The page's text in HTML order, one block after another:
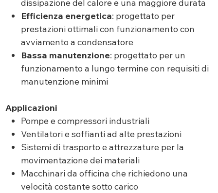
dissipazione del calore e una maggiore durata
Efficienza energetica: progettato per
prestazioni ottimali con funzionamento con
avviamento a condensatore
Bassa manutenzione: progettato per un
funzionamento a lungo termine con requisiti di
manutenzione minimi
Applicazioni
Pompe e compressori industriali
Ventilatori e soffianti ad alte prestazioni
Sistemi di trasporto e attrezzature per la
movimentazione dei materiali
Macchinari da officina che richiedono una
velocità costante sotto carico